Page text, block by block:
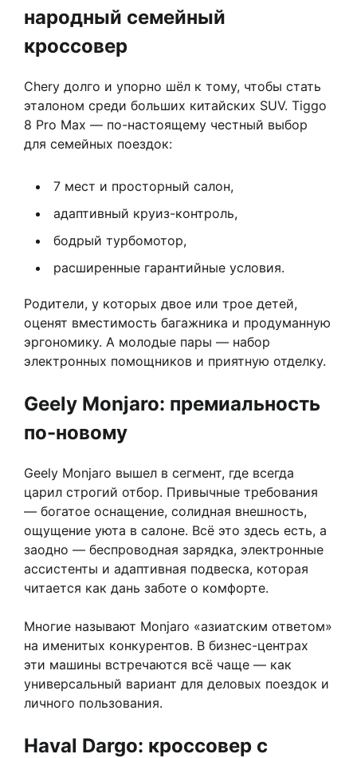
народный семейный
кроссовер
Chery долго и упорно шёл к тому, чтобы стать
эталоном среди больших китайских SUV. Tiggo
8 Pro Max — по-настоящему честный выбор
для семейных поездок:
7 мест и просторный салон,
адаптивный круиз-контроль,
бодрый турбомотор,
расширенные гарантийные условия.
Родители, у которых двое или трое детей,
оценят вместимость багажника и продуманную
эргономику. А молодые пары — набор
электронных помощников и приятную отделку.
Geely Monjaro: премиальность
по-новому
Geely Monjaro вышел в сегмент, где всегда
царил строгий отбор. Привычные требования
— богатое оснащение, солидная внешность,
ощущение уюта в салоне. Всё это здесь есть, а
заодно — беспроводная зарядка, электронные
ассистенты и адаптивная подвеска, которая
читается как дань заботе о комфорте.
Многие называют Monjaro «азиатским ответом»
на именитых конкурентов. В бизнес-центрах
эти машины встречаются всё чаще — как
универсальный вариант для деловых поездок и
личного пользования.
Haval Dargo: кроссовер с